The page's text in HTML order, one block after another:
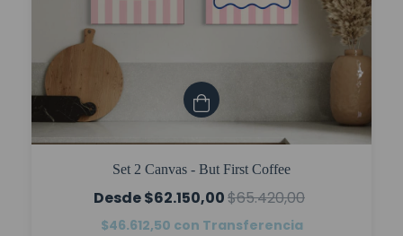
Set 2 Canvas - But First Coffee
$62.150,00$65.420,00
$46.612,50 con Transferencia